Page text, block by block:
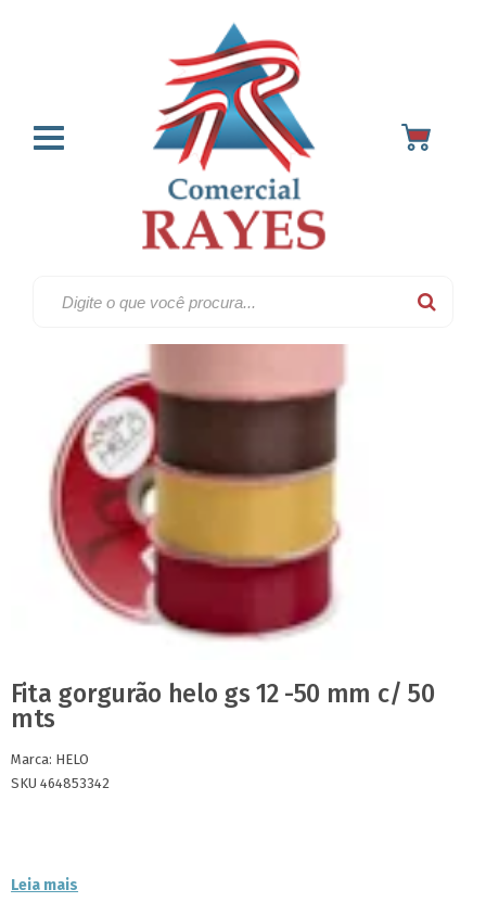
Home Fitas Fitas em gorgurão
Fita gorgurão helo gs 12 -50 mm c/ 50
mts
Marca: HELO
SKU 464853342
Leia mais